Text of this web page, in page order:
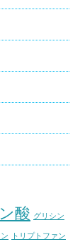
酸 グリシン
トリプトファン